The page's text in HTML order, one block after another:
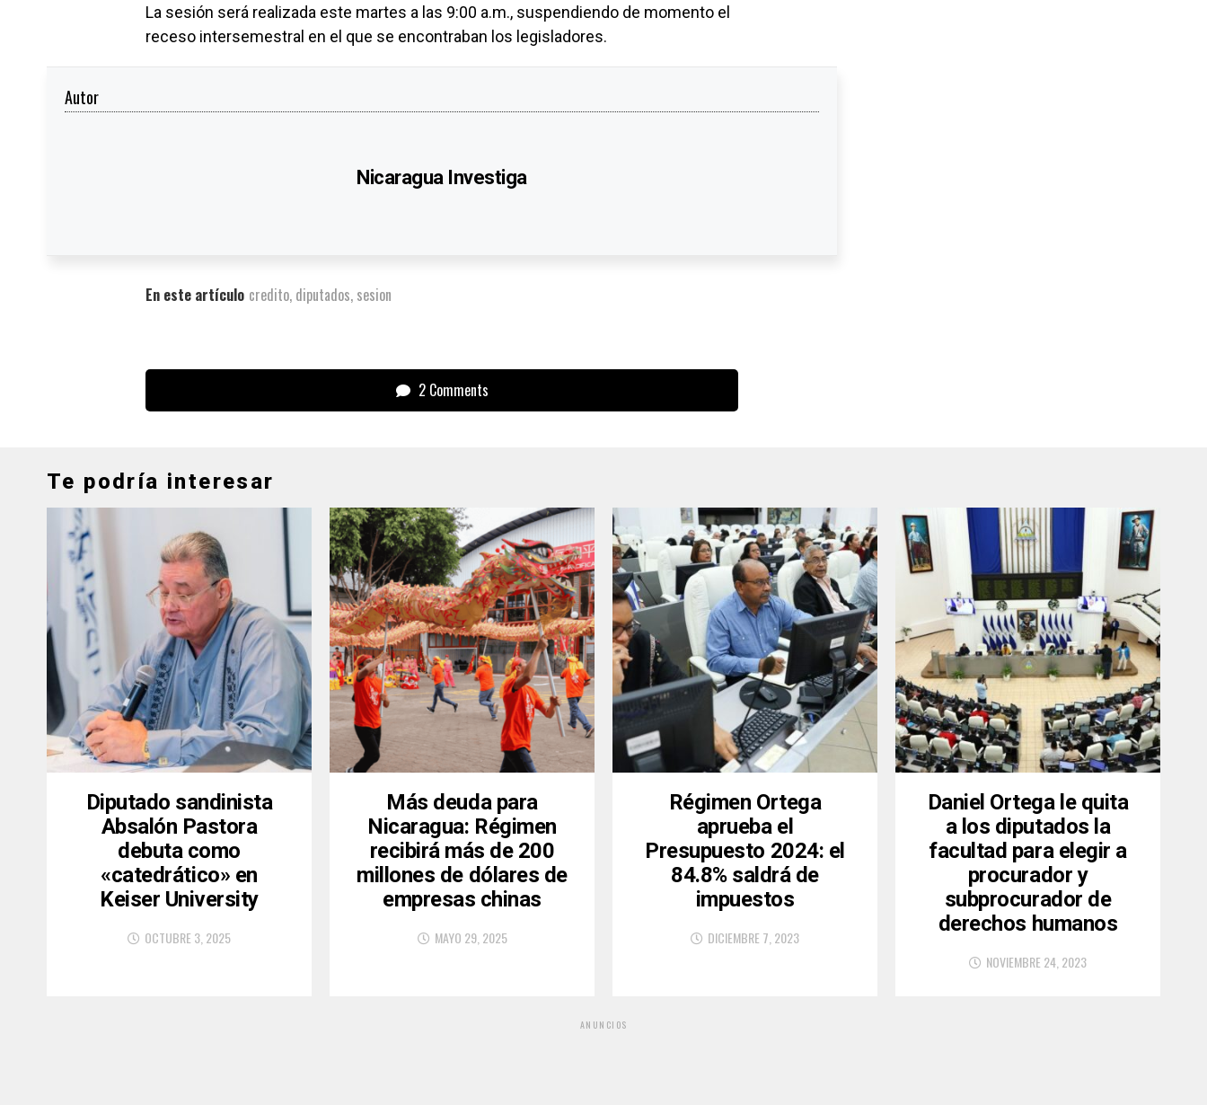
La sesión será realizada este martes a las 9:00 a.m., suspendiendo de momento el
receso intersemestral en el que se encontraban los legisladores.
Autor
Nicaragua Investiga
En este artículo credito, diputados, sesion
2 Comments
Te podría interesar
Diputado sandinista
Absalón Pastora
debuta como
«catedrático» en
Keiser University
OCTUBRE 3, 2025
Más deuda para
Nicaragua: Régimen
recibirá más de 200
millones de dólares de
empresas chinas
MAYO 29, 2025
Régimen Ortega
aprueba el
Presupuesto 2024: el
84.8% saldrá de
impuestos
DICIEMBRE 7, 2023
Daniel Ortega le quita
a los diputados la
facultad para elegir a
procurador y
subprocurador de
derechos humanos
NOVIEMBRE 24, 2023
ANUNCIOS